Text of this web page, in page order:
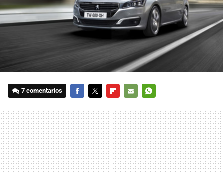
7 comentarios
MAIL